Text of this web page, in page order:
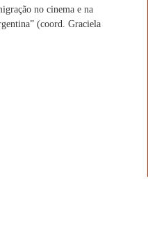
no cinema e na
(coord. Graciela